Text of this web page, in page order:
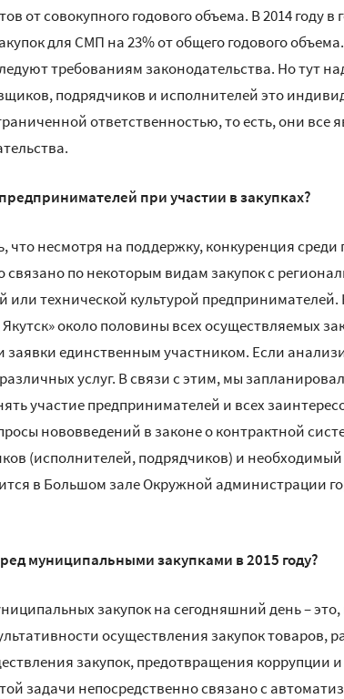
от совокупного годового объема. В 2014 году в
для СМП на 23% от общего годового
требованиям законодательства. Но тут
подрядчиков и исполнителей это
ответственностью, то есть, они все
при участии в закупках?
что несмотря на поддержку, конкуренция
связано по некоторым видам закупок с
технической культурой предпринимателей.
Якутск» около половины всех осуществляемых
единственным участником. Если
услуг. В связи с этим, мы
участие предпринимателей и всех
нововведений в законе о контрактной
(исполнителей, подрядчиков) и
в Большом зале Окружной администрации
муниципальными закупками в 2015 году?
закупок на сегодняшний день –
осуществления закупок товаров,
закупок, предотвращения коррупции и
задачи непосредственно связано с